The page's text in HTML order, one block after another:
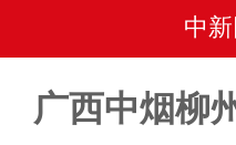
中
广西中烟柳